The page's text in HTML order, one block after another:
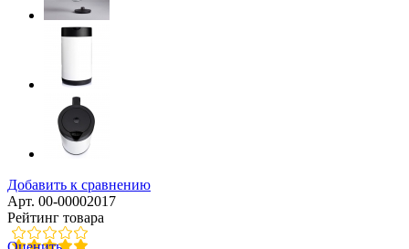
Добавить к сравнению
Арт. 00-00002017
Рейтинг товара